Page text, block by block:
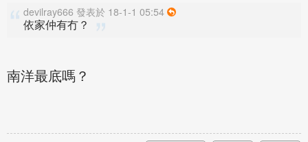
devilray666 發表於 18-1-1 05:54
依家仲有冇？
南洋最底嗎？